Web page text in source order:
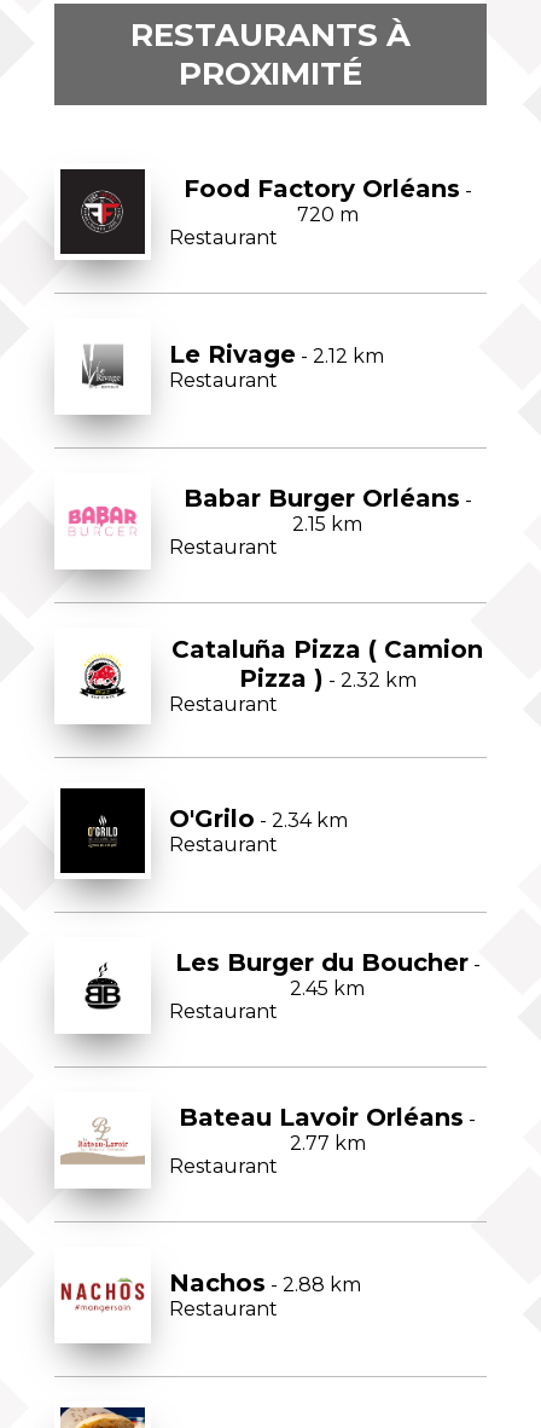
RESTAURANTS À
PROXIMITÉ
Food Factory Orléans -
720 m
Restaurant
Le Rivage- 2.12 km
Restaurant
Babar Burger Orléans -
2.15 km
Restaurant
Cataluña Pizza ( Camion
Pizza ) - 2.32 km
Restaurant
O'Grilo - 2.34 km
Restaurant
Les Burger du Boucher-
2.45 km
Restaurant
Bateau Lavoir Orléans -
2.77 km
Restaurant
Nachos - 2.88 km
Restaurant